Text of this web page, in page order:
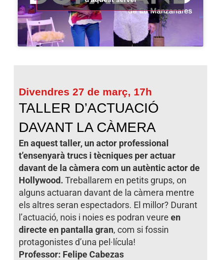
Divendres 27 de març, 17h
TALLER D’ACTUACIÓ
DAVANT LA CÀMERA
En aquest taller, un actor professional
t’ensenyarà trucs i tècniques per actuar
davant de la càmera com un autèntic actor de
Hollywood. Treballarem en petits grups, on
alguns actuaran davant de la càmera mentre
els altres seran espectadors. El millor? Durant
l’actuació, nois i noies es podran veure en
directe en pantalla gran, com si fossin
protagonistes d’una pel·lícula!
Professor: Felipe Cabezas